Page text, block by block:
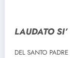
LAUDATO SI’
DEL SANTO PADRE